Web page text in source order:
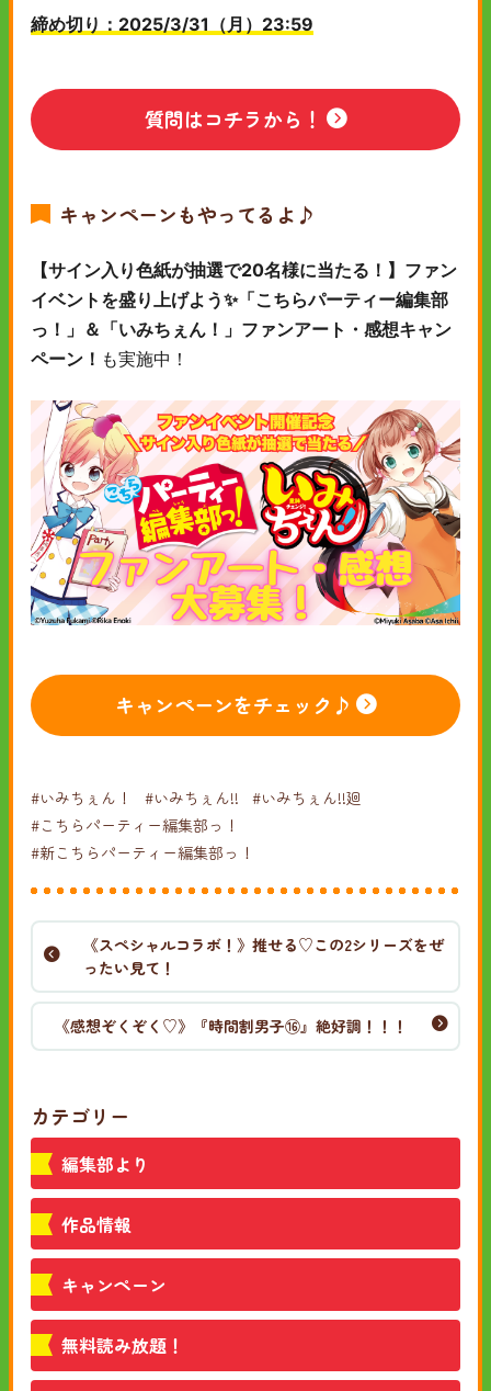
締め切り：2025/3/31（月）23:59
質問はコチラから！
キャンペーンもやってるよ♪
【サイン入り色紙が抽選で20名様に当たる！】ファン
イベントを盛り上げよう✨「こちらパーティー編集部
っ！」＆「いみちぇん！」ファンアート・感想キャン
ペーン！ も実施中！
キャンペーンをチェック♪
#いみちぇん！ #いみちぇん!!
#いみちぇん!!廻
#こちらパーティー編集部っ！
#新こちらパーティー編集部っ！
《スペシャルコラボ！》推せる♡この2シリーズをぜ
ったい見て！
《感想ぞくぞく♡》『時間割男子⑯』絶好調！！！
カテゴリー
編集部より
作品情報
キャンペーン
無料読み放題！